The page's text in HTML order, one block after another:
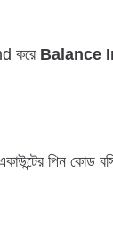
করে Balance
পিন কোড